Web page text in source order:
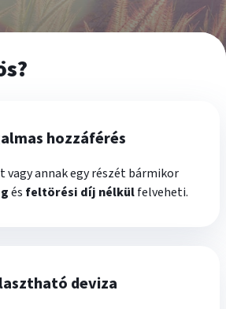
hozzáférés
vagy annak egy részét bármikor
és feltörési díj nélkülfelveheti.
deviza